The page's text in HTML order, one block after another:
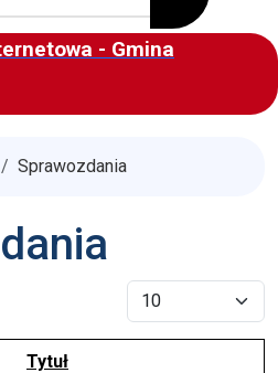
- Gmina
Sprawozdania
Pokaż #
Tytuł